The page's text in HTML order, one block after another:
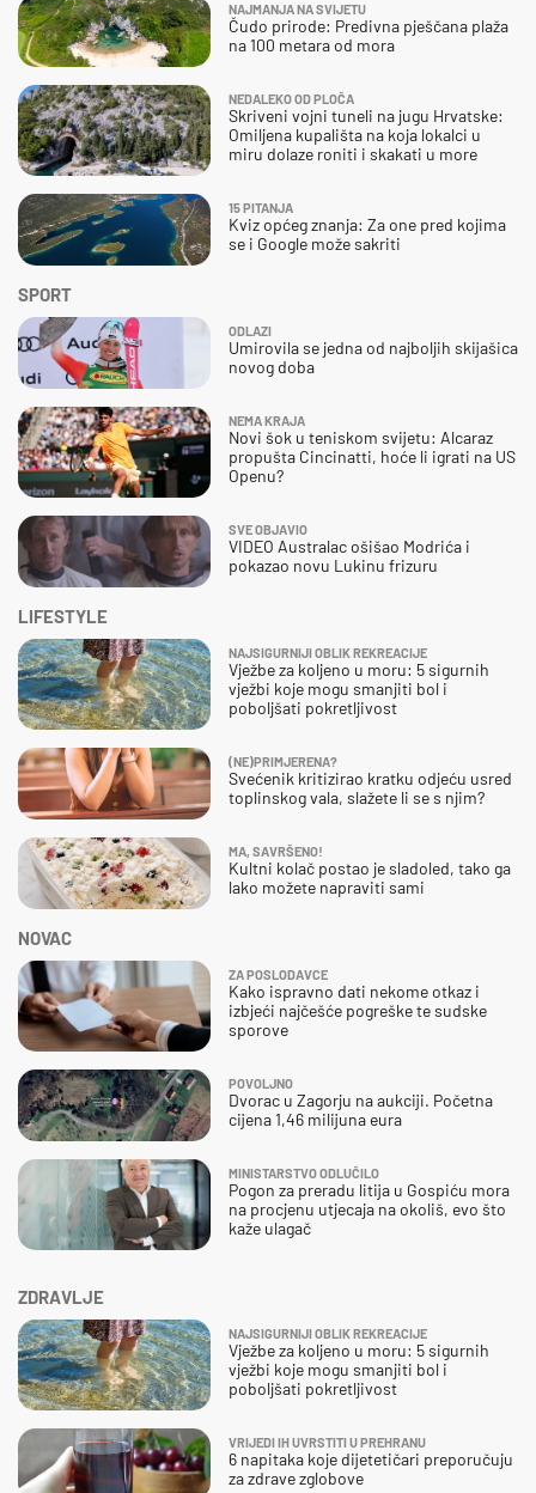
ZDRAVLJE
NAJSIGURNIJI OBLIK REKREACIJE
Vježbe za koljeno u moru: 5 sigurnih
vježbi koje mogu smanjiti bol i
poboljšati pokretljivost
VRIJEDI IH UVRSTITI U PREHRANU
6 napitaka koje dijetetičari preporučuju
za zdrave zglobove
SPORT
ODLAZI
Umirovila se jedna od najboljih skijašica
novog doba
NEMA KRAJA
Novi šok u teniskom svijetu: Alcaraz
propušta Cincinatti, hoće li igrati na US
Openu?
SVE OBJAVIO
VIDEO Australac ošišao Modrića i
pokazao novu Lukinu frizuru
NAJMANJA NA SVIJETU
Čudo prirode: Predivna pješčana plaža
na 100 metara od mora
NEDALEKO OD PLOČA
Skriveni vojni tuneli na jugu Hrvatske:
Omiljena kupališta na koja lokalci u
miru dolaze roniti i skakati u more
15 PITANJA
Kviz općeg znanja: Za one pred kojima
se i Google može sakriti
NOVAC
ZA POSLODAVCE
Kako ispravno dati nekome otkaz i
izbjeći najčešće pogreške te sudske
sporove
POVOLJNO
Dvorac u Zagorju na aukciji. Početna
cijena 1,46 milijuna eura
MINISTARSTVO ODLUČILO
Pogon za preradu litija u Gospiću mora
na procjenu utjecaja na okoliš, evo što
kaže ulagač
LIFESTYLE
NAJSIGURNIJI OBLIK REKREACIJE
Vježbe za koljeno u moru: 5 sigurnih
vježbi koje mogu smanjiti bol i
poboljšati pokretljivost
(NE)PRIMJERENA?
Svećenik kritizirao kratku odjeću usred
toplinskog vala, slažete li se s njim?
MA, SAVRŠENO!
Kultni kolač postao je sladoled, tako ga
lako možete napraviti sami